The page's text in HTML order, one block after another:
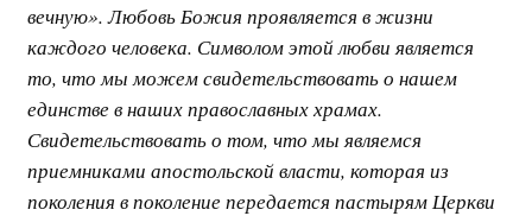
вечную». Любовь Божия проявляется в жизни
каждого человека. Символом этой любви является
то, что мы можем свидетельствовать о нашем
единстве в наших православных храмах.
Свидетельствовать о том, что мы являемся
приемниками апостольской власти, которая из
поколения в поколение передается пастырям Церкви